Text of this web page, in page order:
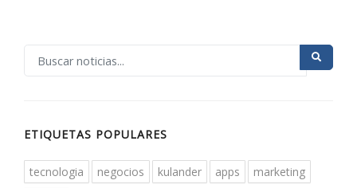
ETIQUETAS POPULARES
tecnologia negocios kulander apps
marketing